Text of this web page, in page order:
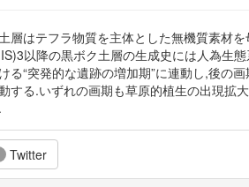
層はテフラ物質を主体とした無機質素材
以降の黒ボク土層の生成史には人為生
る“突発的な遺跡の増加期”に連動し,後の
する.いずれの画期も草原的植生の出現拡
Twitter